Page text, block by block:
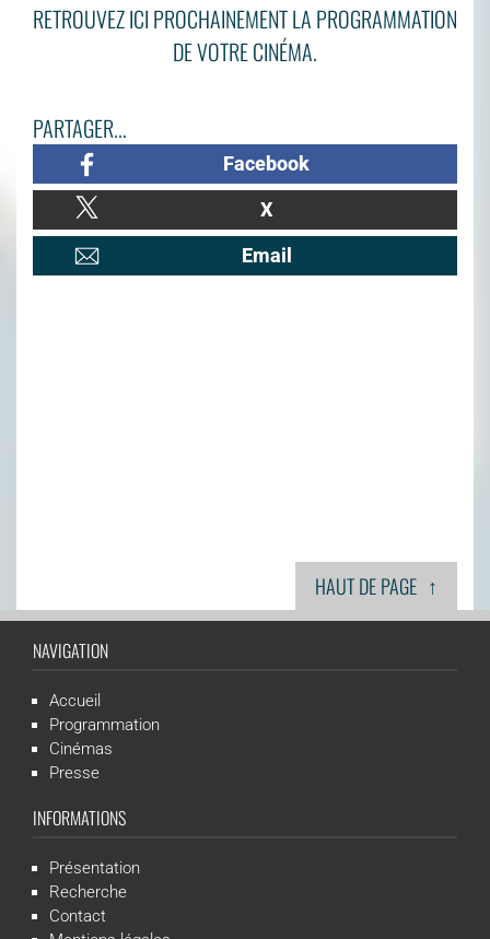
RETROUVEZ ICI PROCHAINEMENT LA PROGRAMMATION
DE VOTRE CINÉMA.
PARTAGER...
Facebook
X
Email
HAUT DE PAGE ↑
NAVIGATION
Accueil
Programmation
Cinémas
Presse
INFORMATIONS
Présentation
Recherche
Contact